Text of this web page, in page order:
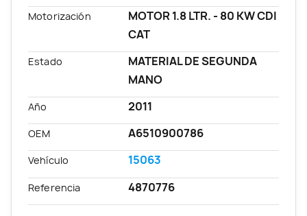
Motorización
MOTOR 1.8 LTR. - 80 KW CDI
CAT
Estado
MATERIAL DE SEGUNDA
MANO
Año 2011
OEM A6510900786
Vehículo 15063
Referencia 4870776